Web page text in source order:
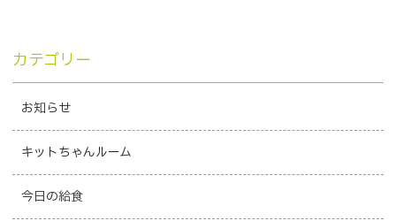
カテゴリー
お知らせ
キットちゃんルーム
今日の給食